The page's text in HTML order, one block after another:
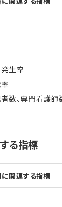
生率
数、専門看護師
る指標
関連する指標